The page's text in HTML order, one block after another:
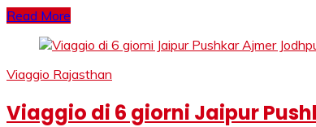
Read More
Viaggio Rajasthan
Viaggio di 6 giorni Jaipur